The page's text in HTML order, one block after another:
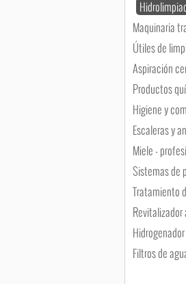
Maquinaria
Útiles de
Aspiración
Productos
Higiene y
Escaleras y
Miele -
Sistemas de
Tratamiento
Revitalizador
Filtros de